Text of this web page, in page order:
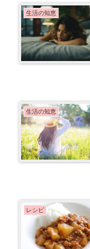
生活の知恵
生活の知恵
レシピ